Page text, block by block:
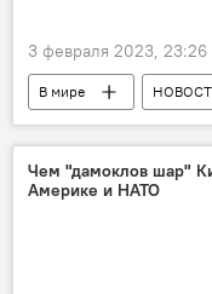
3 февраля 2023, 23:26
В мире
ПРОИСШЕСТВИЯ
Чем "дамоклов шар"
Америке и НАТО